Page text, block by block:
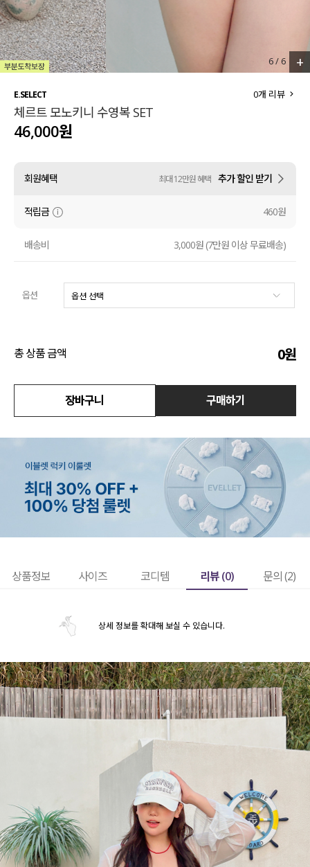
살안타템
110사이즈
티셔츠
셔츠
원피스
니트
스커트 6/ 6 +
E.SELECT
체르트 모노키니 수영복 SET
0개 리뷰
46,000원
회원혜택 최대 12만원 혜택 추가 할인 받기
적립금 460원
배송비 3,000원 (7만원 이상 무료배송)
옵션
총 상품 금액 0원
장바구니 구매하기
상품정보 사이즈 코디템 리뷰 (0) 문의 (2)
상세 정보를 확대해 보실 수 있습니다.